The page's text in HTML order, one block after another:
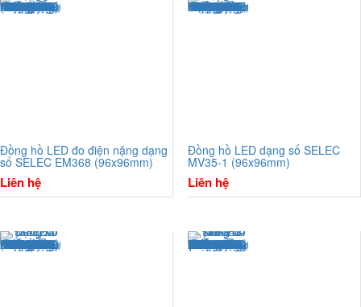
Đồng hồ LED đo điện nặng dạng
số SELEC EM368 (96x96mm)
Liên hệ
Đồng hồ LED dạng số SELEC
MV35-1 (96x96mm)
Liên hệ